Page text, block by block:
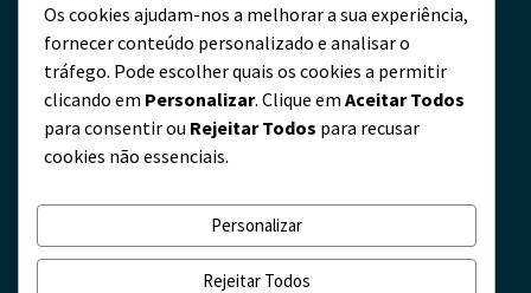
Contato
servicio@zmscable.es
+86-371-67829333
+86 17303836349
Os cookies ajudam-nos a melhorar a sua experiência,
fornecer conteúdo personalizado e analisar o
tráfego. Pode escolher quais os cookies a permitir
clicando em Personalizar. Clique em Aceitar Todos
para consentir ou Rejeitar Todos para recusar
cookies não essenciais.
Personalizar
Rejeitar Todos